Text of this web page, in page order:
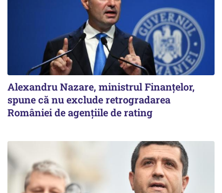
Alexandru Nazare, ministrul Finanţelor,
spune că nu exclude retrogradarea
României de agenţiile de rating